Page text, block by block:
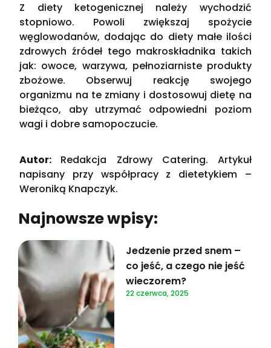
Z diety ketogenicznej należy wychodzić
stopniowo. Powoli zwiększaj spożycie
węglowodanów, dodając do diety małe ilości
zdrowych źródeł tego makroskładnika takich
jak: owoce, warzywa, pełnoziarniste produkty
zbożowe. Obserwuj reakcję swojego
organizmu na te zmiany i dostosowuj dietę na
bieżąco, aby utrzymać odpowiedni poziom
wagi i dobre samopoczucie.
Autor: Redakcja Zdrowy Catering. Artykuł
napisany przy współpracy z dietetykiem –
Weroniką Knapczyk.
Najnowsze wpisy:
Jedzenie przed snem –
co jeść, a czego nie jeść
wieczorem?
22 czerwca, 2025